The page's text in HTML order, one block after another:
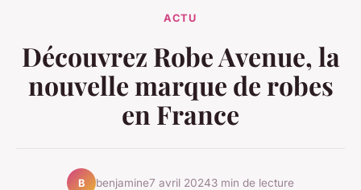
ACTU
Découvrez Robe Avenue, la
nouvelle marque de robes
en France
B benjamine7 avril 20243 min de lecture